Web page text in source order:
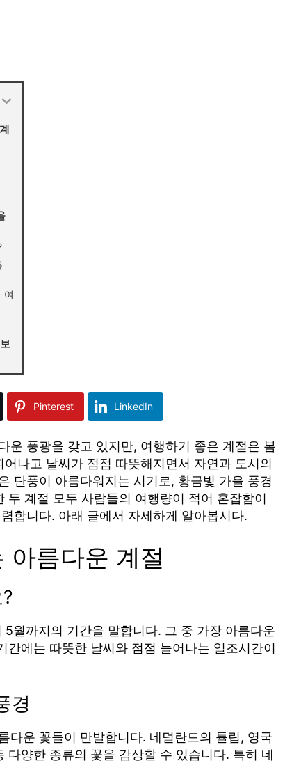
여
Pinterest LinkedIn
운 풍광을 갖고 있지만, 여행하기 좋은 계절은 봄
나고 날씨가 점점 따뜻해지면서 자연과 도시의
단풍이 아름다워지는 시기로, 황금빛 가을 풍경
두 계절 모두 사람들의 여행량이 적어 혼잡함이
합니다. 아래 글에서 자세하게 알아봅시다.
아름다운 계절
월까지의 기간을 말합니다. 그 중 가장 아름다운
간에는 따뜻한 날씨와 점점 늘어나는 일조시간이
경
다운 꽃들이 만발합니다. 네덜란드의 튤립, 영국
다양한 종류의 꽃을 감상할 수 있습니다. 특히 네